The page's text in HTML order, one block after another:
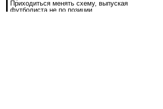
Приходиться менять схему, выпуская
футболиста не по позиции.